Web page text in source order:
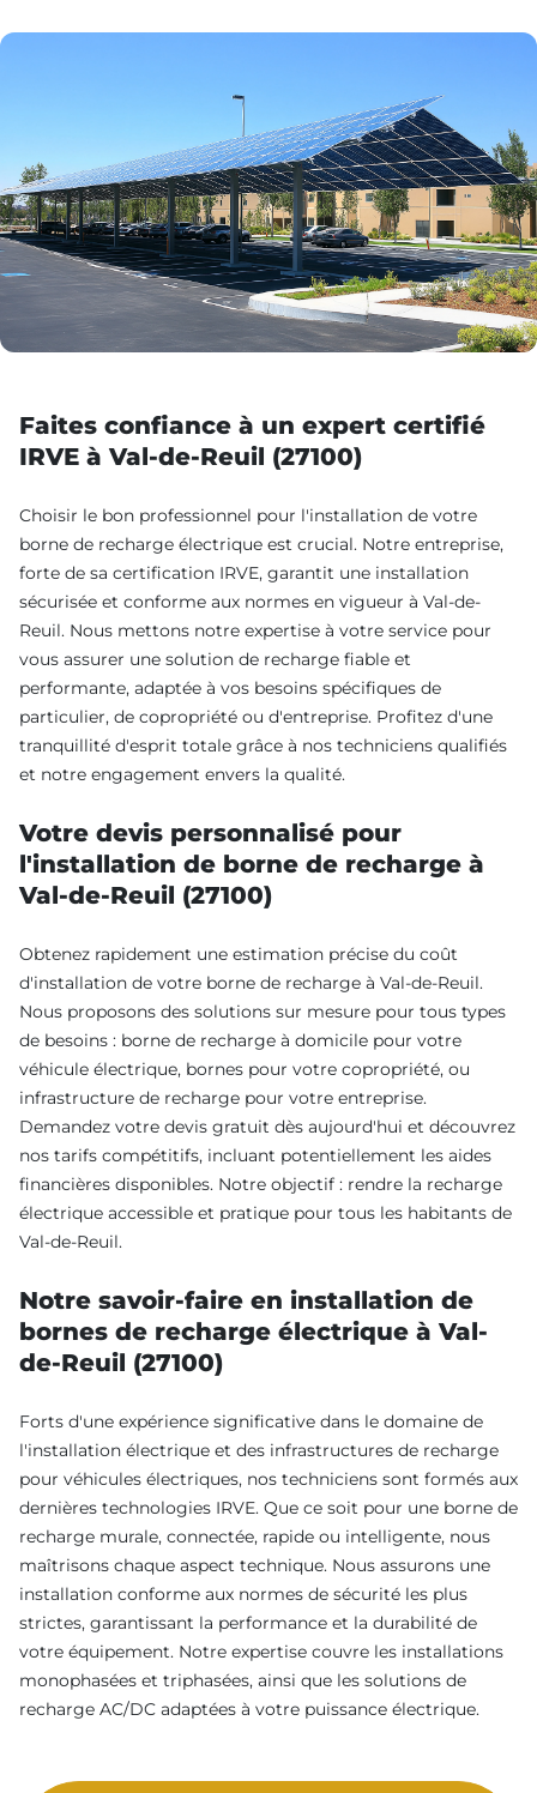
Faites confiance à un expert certifié
IRVE à Val-de-Reuil (27100)
Choisir le bon professionnel pour l'installation de votre
borne de recharge électrique est crucial. Notre entreprise,
forte de sa certification IRVE, garantit une installation
sécurisée et conforme aux normes en vigueur à Val-de-
Reuil. Nous mettons notre expertise à votre service pour
vous assurer une solution de recharge fiable et
performante, adaptée à vos besoins spécifiques de
particulier, de copropriété ou d'entreprise. Profitez d'une
tranquillité d'esprit totale grâce à nos techniciens qualifiés
et notre engagement envers la qualité.
Votre devis personnalisé pour
l'installation de borne de recharge à
Val-de-Reuil (27100)
Obtenez rapidement une estimation précise du coût
d'installation de votre borne de recharge à Val-de-Reuil.
Nous proposons des solutions sur mesure pour tous types
de besoins : borne de recharge à domicile pour votre
véhicule électrique, bornes pour votre copropriété, ou
infrastructure de recharge pour votre entreprise.
Demandez votre devis gratuit dès aujourd'hui et découvrez
nos tarifs compétitifs, incluant potentiellement les aides
financières disponibles. Notre objectif : rendre la recharge
électrique accessible et pratique pour tous les habitants de
Val-de-Reuil.
Notre savoir-faire en installation de
bornes de recharge électrique à Val-
de-Reuil (27100)
Forts d'une expérience significative dans le domaine de
l'installation électrique et des infrastructures de recharge
pour véhicules électriques, nos techniciens sont formés aux
dernières technologies IRVE. Que ce soit pour une borne de
recharge murale, connectée, rapide ou intelligente, nous
maîtrisons chaque aspect technique. Nous assurons une
installation conforme aux normes de sécurité les plus
strictes, garantissant la performance et la durabilité de
votre équipement. Notre expertise couvre les installations
monophasées et triphasées, ainsi que les solutions de
recharge AC/DC adaptées à votre puissance électrique.